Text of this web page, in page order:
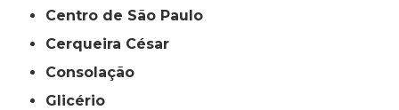
Centro de São Paulo
Cerqueira César
Consolação
Glicério